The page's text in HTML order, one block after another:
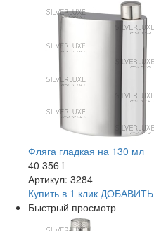
Фляга гладкая на 130 мл
40 356 i
Артикул: 3284
Купить в 1 клик ДОБАВИТЬ
Быстрый просмотр